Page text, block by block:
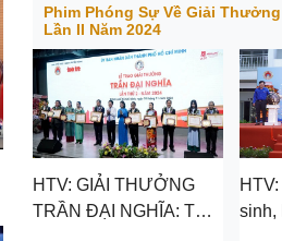
Phim Phóng Sự Về Giải
Lần II Năm 2024
HTV: GIẢI THƯỞNG
TRẦN ĐẠI NGHĨA: TÔN
sinh,